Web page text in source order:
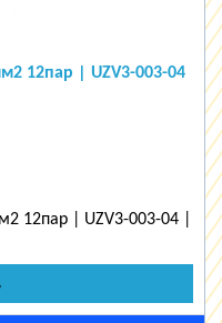
12пар | UZV3-003-04
12пар | UZV3-003-04 |